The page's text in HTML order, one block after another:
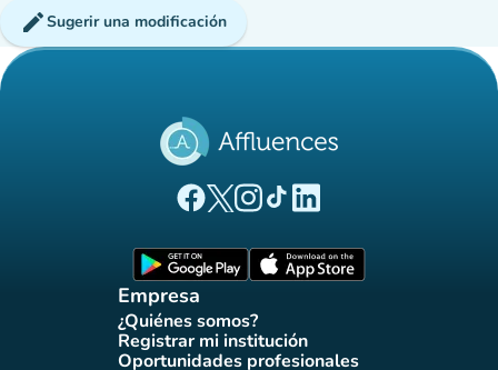
editSugerir una modificación
(nueva pestaña)
(nueva pestaña)
(nueva pestaña)
(nueva pestaña)
(nueva pestaña)
Empresa
¿Quiénes somos?
(nueva pestaña)
Registrar mi institución
(nueva pestaña)
Oportunidades profesionales